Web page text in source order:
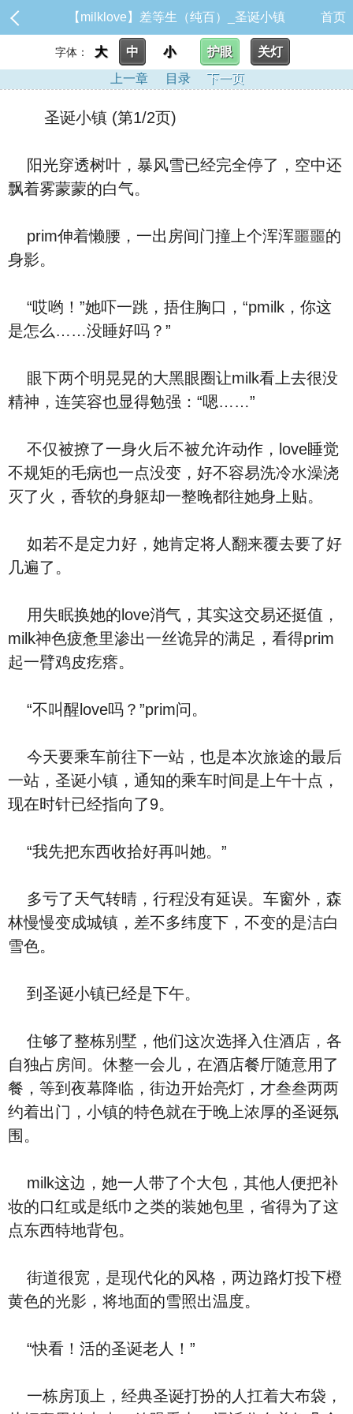
【milklove】差等生（纯百）_圣诞小镇 首页
字体： 大 中 小 护眼
关灯
上一章
目录 下一页
圣诞小镇 (第1/2页)
阳光穿透树叶，暴风雪已经完全停了，空中还
飘着雾蒙蒙的白气。
prim伸着懒腰，一出房间门撞上个浑浑噩噩的
身影。
“哎哟！”她吓一跳，捂住胸口，“pmilk，你这
是怎么……没睡好吗？”
眼下两个明晃晃的大黑眼圈让milk看上去很没
精神，连笑容也显得勉强：“嗯……”
不仅被撩了一身火后不被允许动作，love睡觉
不规矩的毛病也一点没变，好不容易洗冷水澡浇
灭了火，香软的身躯却一整晚都往她身上贴。
如若不是定力好，她肯定将人翻来覆去要了好
几遍了。
用失眠换她的love消气，其实这交易还挺值，
milk神色疲惫里渗出一丝诡异的满足，看得prim
起一臂鸡皮疙瘩。
“不叫醒love吗？”prim问。
今天要乘车前往下一站，也是本次旅途的最后
一站，圣诞小镇，通知的乘车时间是上午十点，
现在时针已经指向了9。
“我先把东西收拾好再叫她。”
多亏了天气转晴，行程没有延误。车窗外，森
林慢慢变成城镇，差不多纬度下，不变的是洁白
雪色。
到圣诞小镇已经是下午。
住够了整栋别墅，他们这次选择入住酒店，各
自独占房间。休整一会儿，在酒店餐厅随意用了
餐，等到夜幕降临，街边开始亮灯，才叁叁两两
约着出门，小镇的特色就在于晚上浓厚的圣诞氛
围。
milk这边，她一人带了个大包，其他人便把补
妆的口红或是纸巾之类的装她包里，省得为了这
点东西特地背包。
街道很宽，是现代化的风格，两边路灯投下橙
黄色的光影，将地面的雪照出温度。
“快看！活的圣诞老人！”
一栋房顶上，经典圣诞打扮的人扛着大布袋，